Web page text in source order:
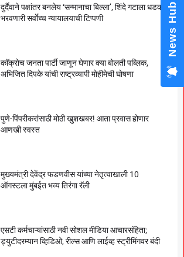
दुर्दैवाने पक्षांतर बनलेय ‘सन्मानाचा बिल्ला’, शिंदे गटाला धडकी
भरवणारी सर्वाेच्च न्यायालयाची टिप्पणी
काॅक्राेच जनता पार्टी जाणून घेणार क्या बाेलती पब्लिक,
अभिजित दिपके यांची राष्ट्रव्यापी माेहीमेची घाेषणा
पुणे-पिंपरीकरांसाठी मोठी खुशखबर! आता प्रवास होणार
आणखी स्वस्त
मुख्यमंत्री देवेंद्र फडणवीस यांच्या नेतृत्वाखाली 10
ऑगस्टला मुंबईत भव्य तिरंगा रॅली
एसटी कर्मचाऱ्यांसाठी नवी सोशल मीडिया आचारसंहिता;
ड्युटीदरम्यान व्हिडिओ, रील्स आणि लाईव्ह स्ट्रीमिंगवर बंदी
News Hub